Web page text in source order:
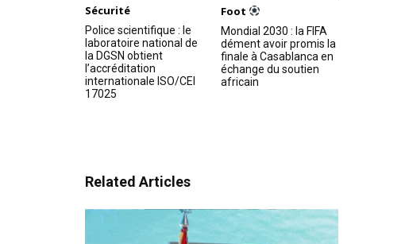
Sécurité
Police scientifique : le
laboratoire national de
la DGSN obtient
l’accréditation
internationale ISO/CEI
17025
Foot
Mondial 2030 : la FIFA
dément avoir promis la
finale à Casablanca en
échange du soutien
africain
Related Articles